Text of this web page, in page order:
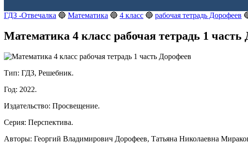
ГДЗ -Отвечалка 🔵 Математика 🔵 4 класс 🔵 рабочая тетрадь Дорофеев
Математика 4 класс рабочая тетрадь 1
Тип: ГДЗ, Решебник.
Год: 2022.
Издательство: Просвещение.
Серия: Перспектива.
Авторы: Георгий Владимирович Дорофеев, Татьяна Николаевна